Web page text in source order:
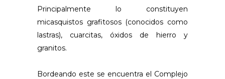
Principalmente lo constituyen
micasquistos grafitosos (conocidos como
lastras), cuarcitas, óxidos de hierro y
granitos.
Bordeando este se encuentra el Complejo